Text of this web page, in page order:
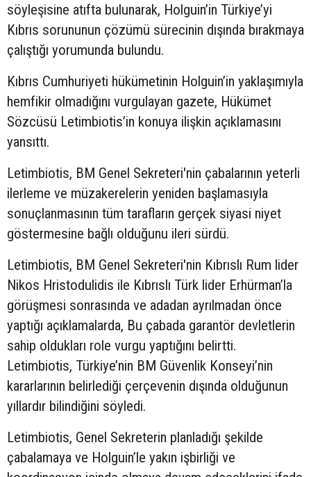
söyleşisine atıfta bulunarak, Holguin’in Türkiye’yi
Kıbrıs sorununun çözümü sürecinin dışında bırakmaya
çalıştığı yorumunda bulundu.
Kıbrıs Cumhuriyeti hükümetinin Holguin’in yaklaşımıyla
hemfikir olmadığını vurgulayan gazete, Hükümet
Sözcüsü Letimbiotis’in konuya ilişkin açıklamasını
yansıttı.
Letimbiotis, BM Genel Sekreteri'nin çabalarının yeterli
ilerleme ve müzakerelerin yeniden başlamasıyla
sonuçlanmasının tüm tarafların gerçek siyasi niyet
göstermesine bağlı olduğunu ileri sürdü.
Letimbiotis, BM Genel Sekreteri'nin Kıbrıslı Rum lider
Nikos Hristodulidis ile Kıbrıslı Türk lider Erhürman’la
görüşmesi sonrasında ve adadan ayrılmadan önce
yaptığı açıklamalarda, Bu çabada garantör devletlerin
sahip oldukları role vurgu yaptığını belirtti.
Letimbiotis, Türkiye’nin BM Güvenlik Konseyi’nin
kararlarının belirlediği çerçevenin dışında olduğunun
yıllardır bilindiğini söyledi.
Letimbiotis, Genel Sekreterin planladığı şekilde
çabalamaya ve Holguin’le yakın işbirliği ve